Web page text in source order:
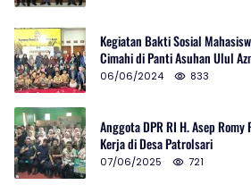
Kegiatan Bakti Sosial
Cimahi di Panti Asuhan Ulul
06/06/2024 833
Anggota DPR RI H. Asep
Kerja di Desa Patrolsari
07/06/2025 721